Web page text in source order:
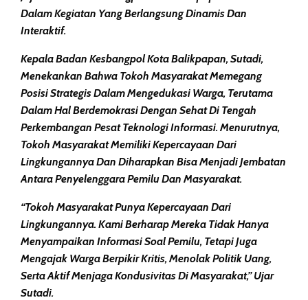
Dalam Kegiatan Yang Berlangsung Dinamis Dan
Interaktif.
Kepala Badan Kesbangpol Kota Balikpapan, Sutadi,
Menekankan Bahwa Tokoh Masyarakat Memegang
Posisi Strategis Dalam Mengedukasi Warga, Terutama
Dalam Hal Berdemokrasi Dengan Sehat Di Tengah
Perkembangan Pesat Teknologi Informasi. Menurutnya,
Tokoh Masyarakat Memiliki Kepercayaan Dari
Lingkungannya Dan Diharapkan Bisa Menjadi Jembatan
Antara Penyelenggara Pemilu Dan Masyarakat.
“Tokoh Masyarakat Punya Kepercayaan Dari
Lingkungannya. Kami Berharap Mereka Tidak Hanya
Menyampaikan Informasi Soal Pemilu, Tetapi Juga
Mengajak Warga Berpikir Kritis, Menolak Politik Uang,
Serta Aktif Menjaga Kondusivitas Di Masyarakat,” Ujar
Sutadi.